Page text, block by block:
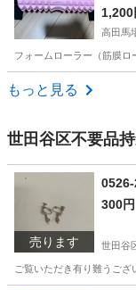
1,200
高田馬
フォームローラー（筋膜
東京 新宿区
もっと見る
世田谷区不要品
売ります
300円
世田谷
ご覧いただき有り難うご